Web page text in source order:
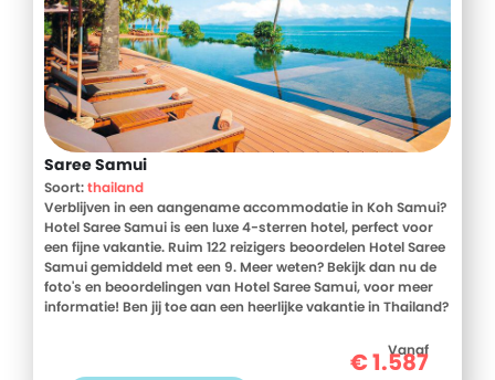
Saree Samui
Soort:thailand
Verblijven in een aangename accommodatie in Koh Samui?
Hotel Saree Samui is een luxe 4-sterren hotel, perfect voor
een fijne vakantie. Ruim 122 reizigers beoordelen Hotel Saree
Samui gemiddeld met een 9. Meer weten? Bekijk dan nu de
foto's en beoordelingen van Hotel Saree Samui, voor meer
informatie! Ben jij toe aan een heerlijke vakantie in Thailand?
Vanaf
€1.587